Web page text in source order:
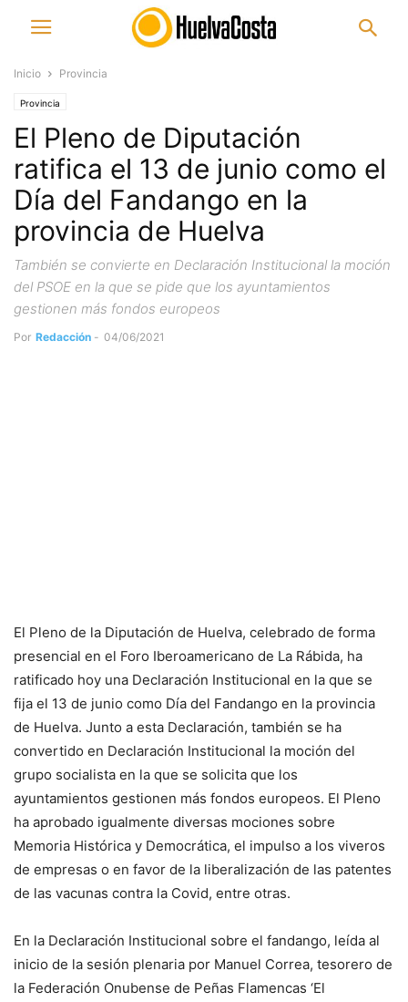
Inicio Provincia
Provincia
El Pleno de Diputación
ratifica el 13 de junio como el
Día del Fandango en la
provincia de Huelva
También se convierte en Declaración Institucional la moción
del PSOE en la que se pide que los ayuntamientos
gestionen más fondos europeos
Por Redacción - 04/06/2021
El Pleno de la Diputación de Huelva, celebrado de forma
presencial en el Foro Iberoamericano de La Rábida, ha
ratificado hoy una Declaración Institucional en la que se
fija el 13 de junio como Día del Fandango en la provincia
de Huelva. Junto a esta Declaración, también se ha
convertido en Declaración Institucional la moción del
grupo socialista en la que se solicita que los
ayuntamientos gestionen más fondos europeos. El Pleno
ha aprobado igualmente diversas mociones sobre
Memoria Histórica y Democrática, el impulso a los viveros
de empresas o en favor de la liberalización de las patentes
de las vacunas contra la Covid, entre otras.
En la Declaración Institucional sobre el fandango, leída al
inicio de la sesión plenaria por Manuel Correa, tesorero de
la Federación Onubense de Peñas Flamencas ‘El